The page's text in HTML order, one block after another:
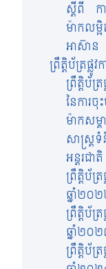
ស្តីពី ក
ម៉ាកលម្
អាស៊ាន
ព្រឹត្តិប័ត្រផ្លូវ
ព្រឹត្តិប័ត្រ
នៃការចុ
ម៉ាកសម្
សាស្រ្ត
អន្តរជាតិ
ព្រឹត្តិប័ត្រ
ឆ្នាំ២០
ព្រឹត្តិប័ត្រ
ឆ្នាំ២០
ព្រឹត្តិប័ត្រ